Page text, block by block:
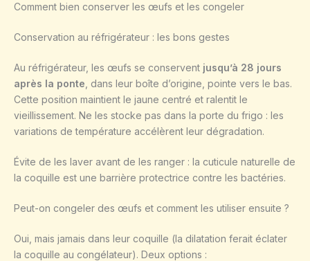
Comment bien conserver les œufs et les congeler
Conservation au réfrigérateur : les bons gestes
Au réfrigérateur, les œufs se conservent jusqu’à 28 jours
après la ponte , dans leur boîte d’origine, pointe vers le bas.
Cette position maintient le jaune centré et ralentit le
vieillissement. Ne les stocke pas dans la porte du frigo : les
variations de température accélèrent leur dégradation.
Évite de les laver avant de les ranger : la cuticule naturelle de
la coquille est une barrière protectrice contre les bactéries.
Peut-on congeler des œufs et comment les utiliser ensuite ?
Oui, mais jamais dans leur coquille (la dilatation ferait éclater
la coquille au congélateur). Deux options :